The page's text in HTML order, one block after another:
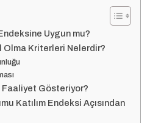
Uygun mu?
Olma Kriterleri Nelerdir?
Gösteriyor?
Katılım Endeksi Açısından